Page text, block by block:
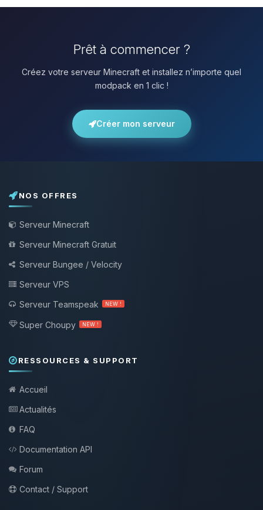
Prêt à commencer ?
Créez votre serveur Minecraft et installez n’importe quel
modpack en 1 clic !
Créer mon serveur
NOS OFFRES
Serveur Minecraft
Serveur Minecraft Gratuit
Serveur Bungee / Velocity
Serveur VPS
Serveur Teamspeak
NEW !
Super Choupy NEW !
RESSOURCES & SUPPORT
Accueil
Actualités
FAQ
Documentation API
Forum
Contact / Support